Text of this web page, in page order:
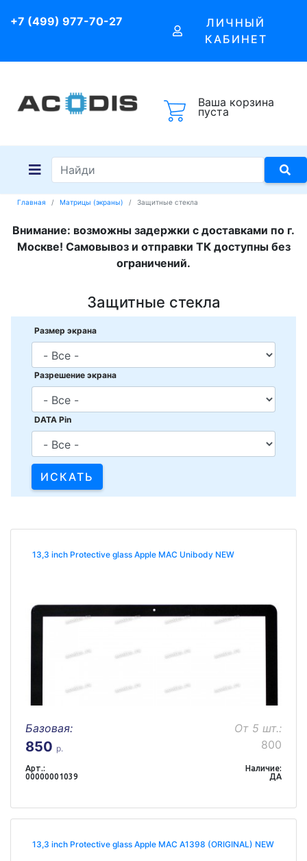
+7 (499) 977-70-27
ЛИЧНЫЙ
КАБИНЕТ
Ваша корзина
пуста
Главная Матрицы (экраны) Защитные стекла
Внимание: возможны задержки с доставками по г.
Москве! Самовывоз и отправки ТК доступны без
ограничений.
Защитные стекла
Размер экрана
Разрешение экрана
DATA Pin
13,3 inch Protective glass Apple MAC Unibody NEW
Базовая:
850 р.
От 5 шт.:
800
Арт.:
00000001039
Наличие:
ДА
13,3 inch Protective glass Apple MAC A1398 (ORIGINAL) NEW